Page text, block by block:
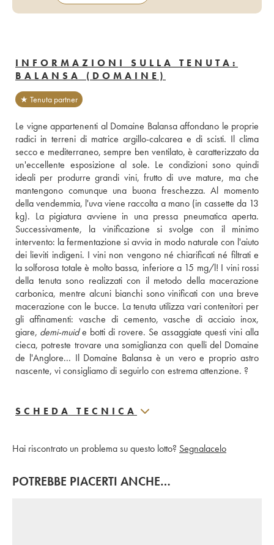
INFORMAZIONI SULLA TENUTA:
BALANSA (DOMAINE)
★ Tenuta partner
Le vigne appartenenti al Domaine Balansa affondano le proprie
radici in terreni di matrice argillo-calcarea e di scisti. Il clima
secco e mediterraneo, sempre ben ventilato, è caratterizzato da
un'eccellente esposizione al sole. Le condizioni sono quindi
ideali per produrre grandi vini, frutto di uve mature, ma che
mantengono comunque una buona freschezza. Al momento
della vendemmia, l'uva viene raccolta a mano (in cassette da 13
kg). La pigiatura avviene in una pressa pneumatica aperta.
Successivamente, la vinificazione si svolge con il minimo
intervento: la fermentazione si avvia in modo naturale con l'aiuto
dei lieviti indigeni. I vini non vengono né chiarificati né filtrati e
la solforosa totale è molto bassa, inferiore a 15 mg/l! I vini rossi
della tenuta sono realizzati con il metodo della macerazione
carbonica, mentre alcuni bianchi sono vinificati con una breve
macerazione con le bucce. La tenuta utilizza vari contenitori per
gli affinamenti: vasche di cemento, vasche di acciaio inox,
giare, demi-muid e botti di rovere. Se assaggiate questi vini alla
cieca, potreste trovare una somiglianza con quelli del Domaine
de l'Anglore... Il Domaine Balansa è un vero e proprio astro
nascente, vi consigliamo di seguirlo con estrema attenzione. ?
SCHEDA TECNICA
Hai riscontrato un problema su questo lotto? Segnalacelo
POTREBBE PIACERTI ANCHE…